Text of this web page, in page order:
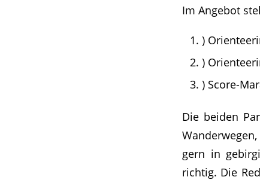
Im Angebot
)
)
) Score-
Die beiden
gern in
richtig. Die